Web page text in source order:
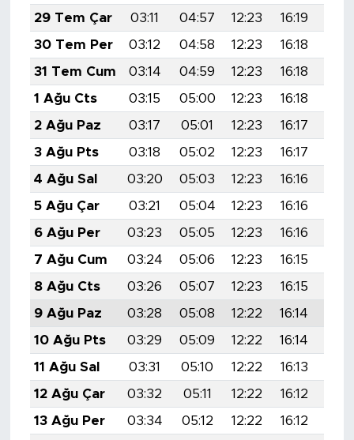
29 Tem Çar
03:11 04:57 12:23 16:19
30 Tem Per
03:12 04:58 12:23 16:18
31 Tem Cum
03:14 04:59 12:23 16:18
1 Ağu Cts
03:15 05:00 12:23 16:18
2 Ağu Paz
03:17 05:01 12:23 16:17
3 Ağu Pts
03:18 05:02 12:23 16:17
4 Ağu Sal
03:20 05:03 12:23 16:16
5 Ağu Çar
03:21 05:04 12:23 16:16
6 Ağu Per
03:23 05:05 12:23 16:16
7 Ağu Cum
03:24 05:06 12:23 16:15
8 Ağu Cts
03:26 05:07 12:23 16:15
9 Ağu Paz
03:28 05:08 12:22 16:14
10 Ağu Pts
03:29 05:09 12:22 16:14
11 Ağu Sal
03:31 05:10 12:22 16:13
12 Ağu Çar
03:32 05:11 12:22 16:12
13 Ağu Per
03:34 05:12 12:22 16:12